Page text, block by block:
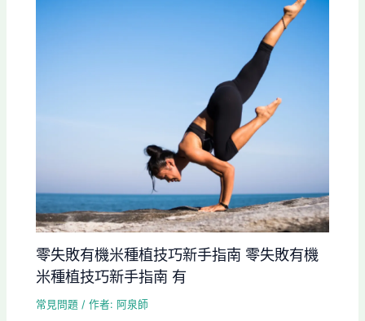
零失敗有機米種植技巧新手指南 零失敗有機
米種植技巧新手指南 有
常見問題 / 作者: 阿泉師